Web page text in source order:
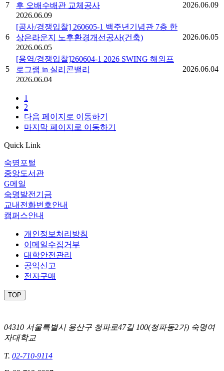
7
후 오배수배관 교체공사
2026.06.09
2026.06.09
6
[공사/경쟁입찰] 260605-1 백주년기념관 7층 한
상은라운지 노후환경개선공사(건축)
2026.06.05
2026.06.05
5
[용역/경쟁입찰]260604-1 2026 SWING 해외프
로그램 in 실리콘밸리
2026.06.04
2026.06.04
1
2
다음 페이지로 이동하기
마지막 페이지로 이동하기
Quick Link
숙명포털
중앙도서관
G메일
숙명발전기금
교내전화번호안내
캠퍼스안내
개인정보처리방침
이메일수집거부
대학안전관리
공익신고
전자구매
TOP
04310 서울특별시 용산구 청파로47길 100(청파동2가) 숙명여
자대학교
T. 02-710-9114